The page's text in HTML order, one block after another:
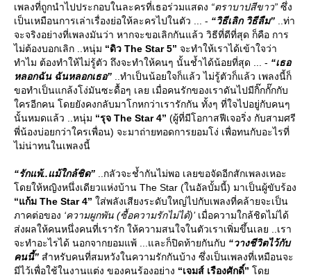
เพลงที่ถูกนำไปประกอบในละครที่เธอร่วมแสดง “ตราบาปสีขาว” ซึ่ง
เป็นเหมือนการเล่าเรื่องย่อให้ละครไปในตัว ... - “วิธีเลิก วิธีลืม” ..ท่า
จะจริงอย่างที่เพลงมันว่า หากจะขอเลิกกันแล้ว วิธีที่ดีที่สุด ก็คือ การ
ไม่ต้องบอกเลิก ..หนุ่ม “ดิว The Star 5” จะทำให้เราได้เข้าใจว่า
ทำไม ต้องทำให้ไม่รู้ตัว ถึงจะทำให้คนๆ นั้นช้ำได้น้อยที่สุด ... - “เธอ
หลอกฉัน ฉันหลอกเธอ” ..ทำเป็นน้อยใจก็แล้ว ไม่รู้ตัวก็แล้ว เพลงนี้ก็
ขอทำเป็นแกล้งโง่มันซะดื้อๆ เลย เมื่อคนรักของเราดันไปมีกิ๊กกั๊กกับ
ครอีกคน โดยยังคงกลับมาโกหกว่าเรารักกัน ทั้งๆ ที่ใจไปอยู่กับคนๆ
นั้นหมดแล้ว ..หนุ่ม “รุจ The Star 4” (ผู้ที่มีโอกาสฟีเจอริ่ง กับสามศรี
พี่น้องบ่อยกว่าใครเพื่อน) จะมาถ่ายทอดการยอมโง่ เพื่อทนกับอะไรที่
ไม่น่าทนในเพลงนี้
“รักแพ้..แม้ใกล้ชิด” ..กลัวจะช้ำกันไม่พอ เลยขอจัดอีกสักเพลงเหอะ
ดยให้หญิงหนึ่งเดียวแห่งบ้าน The Star (ในอัลบั้มนี้) มาเป็นผู้ขับร้อง
“แก้ม The Star 4” ส่พลังเสียงระดับใหญ่ไปกับเพลงที่คล้ายจะเป็น
ภาคต่อของ ‘ความผูกพัน (ซื้อความรักไม่ได้)’เมื่อความใกล้ชิดไม่ได้
ส่งผลให้คนหนึ่งคนที่เรารัก ให้ความสนใจในตัวเราเพิ่มขึ้นเลย ..เรา
จะทำอะไรได้ นอกจากยอมแพ้ ...และก็ปิดท้ายกันกับ “วางชีวิตไว้กับ
คนนี้” สำหรับคนที่สมหวังในความรักกันบ้าง ซึ่งเป็นเพลงที่เหมือนจะ
มีไว้เพื่อใช้ในงานแต่ง ของคนร้องอย่าง “เจมส์ เรืองศักดิ์” ด